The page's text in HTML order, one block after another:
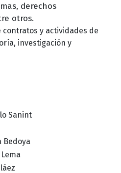
derechos
otros.
contratos y actividades de
investigación y
Sanint
Bedoya
Arbeláez